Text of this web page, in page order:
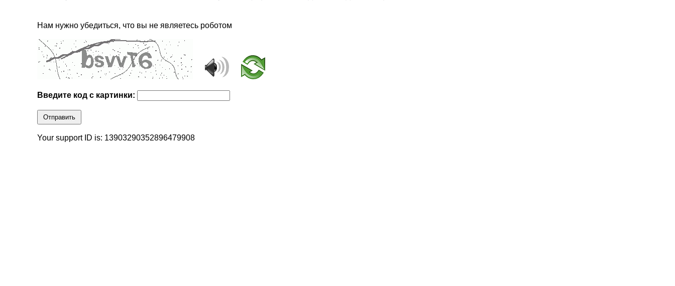
Нам нужно убедиться, что вы не являетесь роботом
Введите код с картинки:
Отправить
Your support ID is: 13903290352896479908